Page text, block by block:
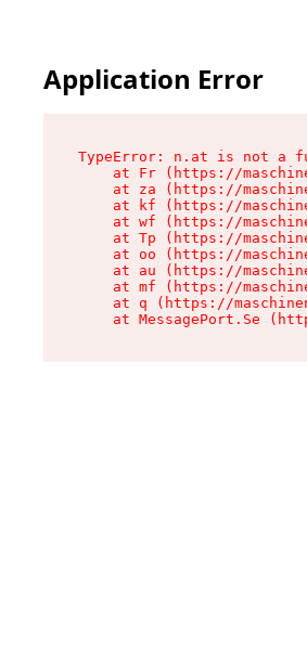
Application Error
TypeError: n.at is not a
at Fr (https://
at za (https://
at kf (https://
at wf (https://
at Tp (https://
at oo (https://
at au (https://
at mf (https://
at q (https://
at MessagePort.Se